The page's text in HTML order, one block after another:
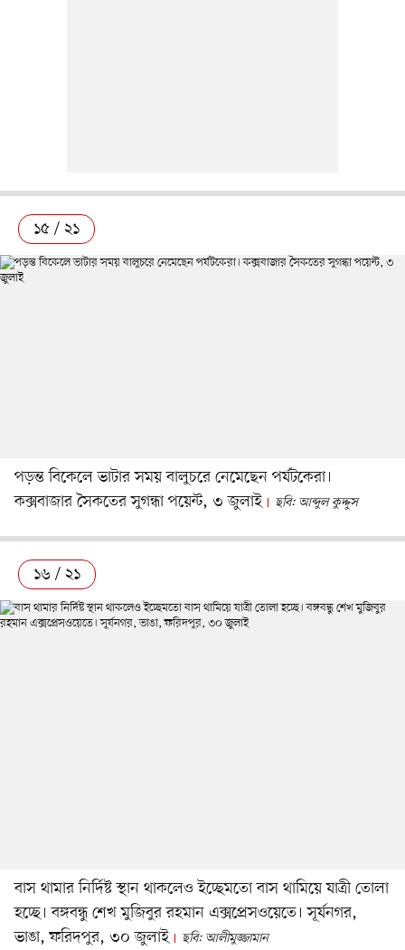
১৫ / ২১
পড়ন্ত বিকেলে ভাটার সময় বালুচরে নেমেছেন পর্যটকেরা।
কক্সবাজার সৈকতের সুগন্ধা পয়েন্ট, ৩ জুলাই
ছবি: আব্দুল কুদ্দুস
১৬ / ২১
বাস থামার নির্দিষ্ট স্থান থাকলেও ইচ্ছেমতো বাস থামিয়ে যাত্রী তোলা
হচ্ছে। বঙ্গবন্ধু শেখ মুজিবুর রহমান এক্সপ্রেসওয়েতে। সূর্যনগর,
ভাঙা, ফরিদপুর, ৩০ জুলাই
ছবি: আলীমুজ্জামান